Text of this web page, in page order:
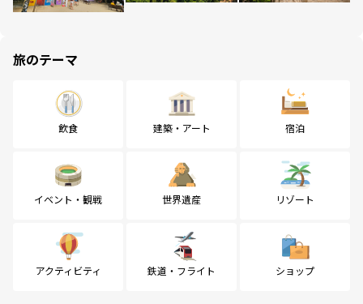
旅のテーマ
飲食 建築・アート 宿泊
イベント・観戦 世界遺産 リゾート
アクティビティ 鉄道・フライト ショップ